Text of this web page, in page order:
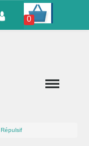
0
Répulsif